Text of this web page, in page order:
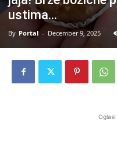
ustima…
By Portal - December 9, 2025